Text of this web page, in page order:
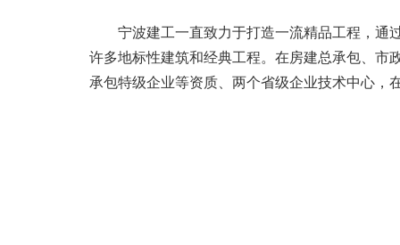
宁波建工一直致力于打造一流精品工程，通过
许多地标性建筑和经典工程。在房建总承包、市
承包特级企业等资质、两个省级企业技术中心，